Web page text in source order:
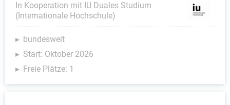
In Kooperation mit IU Duales Studium
(Internationale Hochschule)
bundesweit
Start: Oktober 2026
Freie Plätze: 1